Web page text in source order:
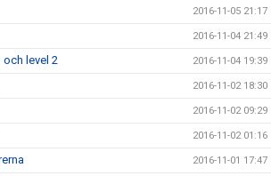
2016-11-05 21:17
2016-11-04 21:49
level 2 2016-11-04 19:39
2016-11-02 18:30
2016-11-02 09:29
2016-11-02 01:16
2016-11-01 17:47